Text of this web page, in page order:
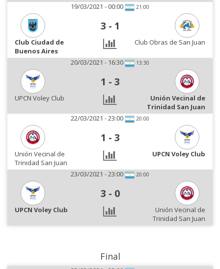
19/03/2021 - 00:00
21:00
3 - 1
Club Ciudad de
Buenos Aires
Club Obras de San Juan
20/03/2021 - 16:30 13:30
1 - 3
UPCN Voley Club
Unión Vecinal de
Trinidad San Juan
22/03/2021 - 23:00
20:00
1 - 3
Unión Vecinal de
Trinidad San Juan
UPCN Voley Club
23/03/2021 - 23:00 20:00
3 - 0
UPCN Voley Club
Unión Vecinal de
Trinidad San Juan
Final